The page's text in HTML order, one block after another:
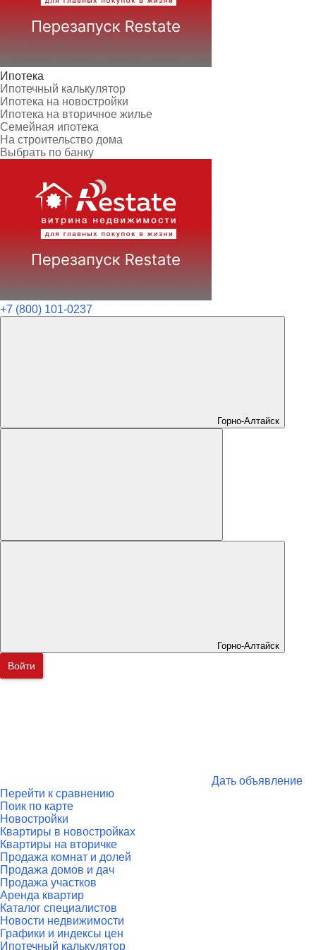
Ипотека
Ипотечный калькулятор
Ипотека на новостройки
Ипотека на вторичное жилье
Семейная ипотека
На строительство дома
Выбрать по банку
+7 (800) 101-0237
Горно-Алтайск
Горно-Алтайск
Войти
Дать объявление
Перейти к сравнению
Поик по карте
Новостройки
Квартиры в новостройках
Квартиры на вторичке
Продажа комнат и долей
Продажа домов и дач
Продажа участков
Аренда квартир
Каталог специалистов
Новости недвижимости
Графики и индексы цен
Ипотечный калькулятор